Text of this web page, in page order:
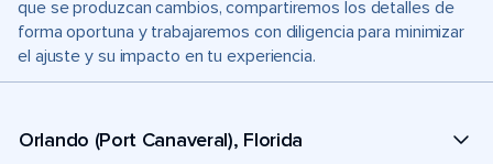
que se produzcan cambios, compartiremos los detalles de
forma oportuna y trabajaremos con diligencia para minimizar
el ajuste y su impacto en tu experiencia.
Orlando (Port Canaveral), Florida